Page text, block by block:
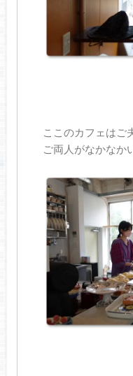
ここのカフェはご
ご両人がなかなか